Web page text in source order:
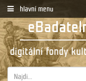
hlavní menu
digitální fondy